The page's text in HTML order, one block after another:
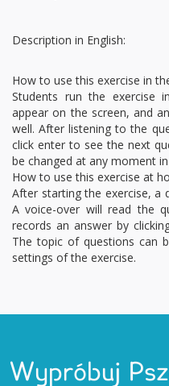
Description in English:
How to use this exercise in
Students run the exercise
appear on the screen, and
well. After listening to the
click enter to see the next
be changed at any moment
How to use this exercise at
After starting the exercise, a
A voice-over will read the
records an answer by
The topic of questions can
settings of the exercise.
Wypróbuj